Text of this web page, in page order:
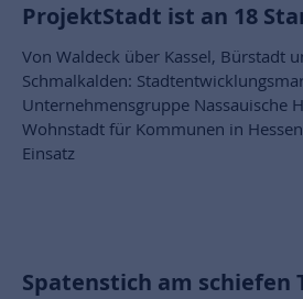
ProjektStadt ist an 18
Von Waldeck über Kassel, Bürstadt
Schmalkalden:
Unternehmensgruppe Nassauische
Wohnstadt für Kommunen in
Einsatz
Spatenstich am schiefen